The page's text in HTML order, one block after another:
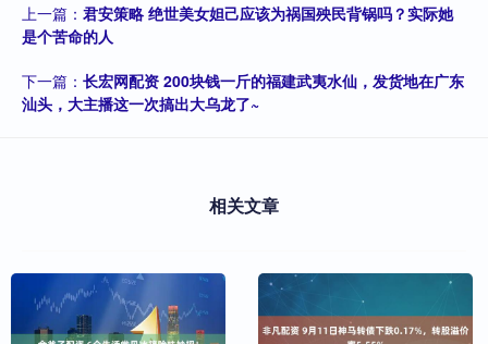
上一篇： 君安策略 绝世美女妲己应该为祸国殃民背锅吗？实际她
是个苦命的人
下一篇： 长宏网配资 200块钱一斤的福建武夷水仙，发货地在广东
汕头，大主播这一次搞出大乌龙了~
相关文章